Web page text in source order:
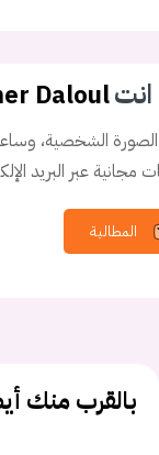
Daloul
الشخصية،
مجانية عبر البريد
المطالبة
بالقرب منك